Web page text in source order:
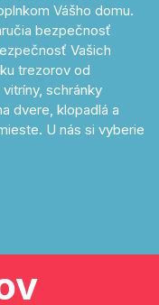
Vášho domu.
bezpečnosť
Vašich
trezorov od
schránky
dvere, klopadlá a
U nás si vyberie